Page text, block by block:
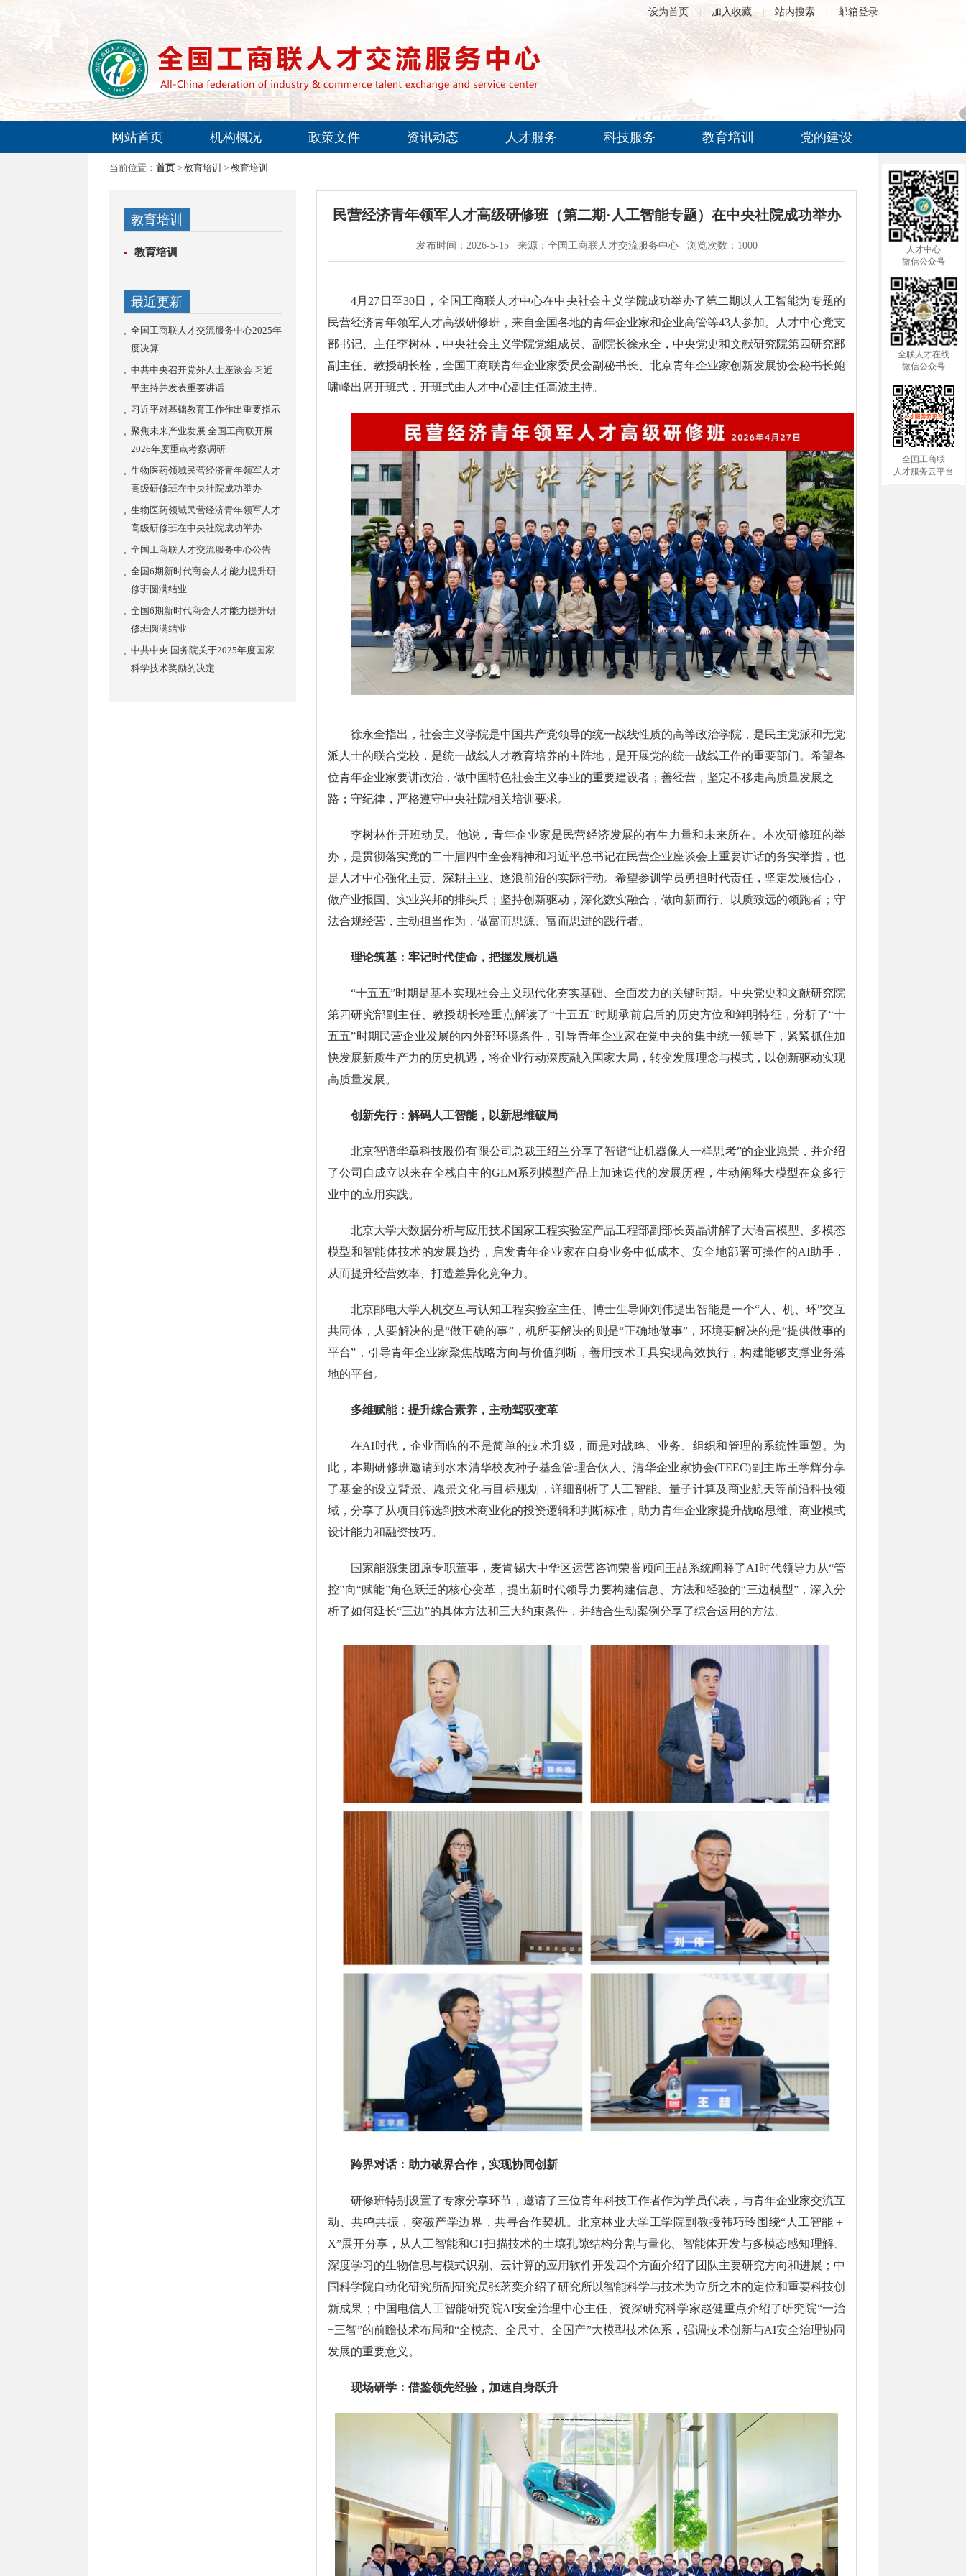
设为首页 加入收藏 | 站内搜索 邮箱登录
网站首页 机构概况 政策文件 资讯动态 人才服务 科技服务 教育培训 党的建设
专家委员会
当前位置： 首页 > 教育培训 > 教育培训
教育培训
教育培训
最近更新
全国工商联人才交流服务中心2025年
度决算
中共中央召开党外人士座谈会 习近
平主持并发表重要讲话
习近平对基础教育工作作出重要指示
聚焦未来产业发展 全国工商联开展
2026年度重点考察调研
生物医药领域民营经济青年领军人才
高级研修班在中央社院成功举办
生物医药领域民营经济青年领军人才
高级研修班在中央社院成功举办
全国工商联人才交流服务中心公告
全国6期新时代商会人才能力提升研
修班圆满结业
全国6期新时代商会人才能力提升研
修班圆满结业
中共中央 国务院关于2025年度国家
科学技术奖励的决定
民营经济青年领军人才高级研修班（第二期·人工智能专题）在中央社院成功举办
发布时间：2026-5-15 来源：全国工商联人才交流服务中心 浏览次数：1000
4月27日至30日，全国工商联人才中心在中央社会主义学院成功举办了第二期以人工智能为专题的
民营经济青年领军人才高级研修班，来自全国各地的青年企业家和企业高管等43人参加。人才中心党支
部书记、主任李树林，中央社会主义学院党组成员、副院长徐永全，中央党史和文献研究院第四研究部
副主任、教授胡长栓，全国工商联青年企业家委员会副秘书长、北京青年企业家创新发展协会秘书长鲍
啸峰出席开班式，开班式由人才中心副主任高波主持。
徐永全指出，社会主义学院是中国共产党领导的统一战线性质的高等政治学院，是民主党派和无党
派人士的联合党校，是统一战线人才教育培养的主阵地，是开展党的统一战线工作的重要部门。希望各
位青年企业家要讲政治，做中国特色社会主义事业的重要建设者；善经营，坚定不移走高质量发展之
路；守纪律，严格遵守中央社院相关培训要求。
李树林作开班动员。他说，青年企业家是民营经济发展的有生力量和未来所在。本次研修班的举
办，是贯彻落实党的二十届四中全会精神和习近平总书记在民营企业座谈会上重要讲话的务实举措，也
是人才中心强化主责、深耕主业、逐浪前沿的实际行动。希望参训学员勇担时代责任，坚定发展信心，
做产业报国、实业兴邦的排头兵；坚持创新驱动，深化数实融合，做向新而行、以质致远的领跑者；守
法合规经营，主动担当作为，做富而思源、富而思进的践行者。
理论筑基：牢记时代使命，把握发展机遇
“十五五”时期是基本实现社会主义现代化夯实基础、全面发力的关键时期。中央党史和文献研究院
第四研究部副主任、教授胡长栓重点解读了“十五五”时期承前启后的历史方位和鲜明特征，分析了“十
五五”时期民营企业发展的内外部环境条件，引导青年企业家在党中央的集中统一领导下，紧紧抓住加
快发展新质生产力的历史机遇，将企业行动深度融入国家大局，转变发展理念与模式，以创新驱动实现
高质量发展。
创新先行：解码人工智能，以新思维破局
北京智谱华章科技股份有限公司总裁王绍兰分享了智谱“让机器像人一样思考”的企业愿景，并介绍
了公司自成立以来在全栈自主的GLM系列模型产品上加速迭代的发展历程，生动阐释大模型在众多行
业中的应用实践。
北京大学大数据分析与应用技术国家工程实验室产品工程部副部长黄晶讲解了大语言模型、多模态
模型和智能体技术的发展趋势，启发青年企业家在自身业务中低成本、安全地部署可操作的AI助手，
从而提升经营效率、打造差异化竞争力。
北京邮电大学人机交互与认知工程实验室主任、博士生导师刘伟提出智能是一个“人、机、环”交互
共同体，人要解决的是“做正确的事”，机所要解决的则是“正确地做事”，环境要解决的是“提供做事的
平台”，引导青年企业家聚焦战略方向与价值判断，善用技术工具实现高效执行，构建能够支撑业务落
地的平台。
多维赋能：提升综合素养，主动驾驭变革
在AI时代，企业面临的不是简单的技术升级，而是对战略、业务、组织和管理的系统性重塑。为
此，本期研修班邀请到水木清华校友种子基金管理合伙人、清华企业家协会(TEEC)副主席王学辉分享
了基金的设立背景、愿景文化与目标规划，详细剖析了人工智能、量子计算及商业航天等前沿科技领
域，分享了从项目筛选到技术商业化的投资逻辑和判断标准，助力青年企业家提升战略思维、商业模式
设计能力和融资技巧。
国家能源集团原专职董事，麦肯锡大中华区运营咨询荣誉顾问王喆系统阐释了AI时代领导力从“管
控”向“赋能”角色跃迁的核心变革，提出新时代领导力要构建信息、方法和经验的“三边模型”，深入分
析了如何延长“三边”的具体方法和三大约束条件，并结合生动案例分享了综合运用的方法。
跨界对话：助力破界合作，实现协同创新
研修班特别设置了专家分享环节，邀请了三位青年科技工作者作为学员代表，与青年企业家交流互
动、共鸣共振，突破产学边界，共寻合作契机。北京林业大学工学院副教授韩巧玲围绕“人工智能＋
X”展开分享，从人工智能和CT扫描技术的土壤孔隙结构分割与量化、智能体开发与多模态感知理解、
深度学习的生物信息与模式识别、云计算的应用软件开发四个方面介绍了团队主要研究方向和进展；中
国科学院自动化研究所副研究员张茗奕介绍了研究所以智能科学与技术为立所之本的定位和重要科技创
新成果；中国电信人工智能研究院AI安全治理中心主任、资深研究科学家赵健重点介绍了研究院“一治
+三智”的前瞻技术布局和“全模态、全尺寸、全国产”大模型技术体系，强调技术创新与AI安全治理协同
发展的重要意义。
现场研学：借鉴领先经验，加速自身跃升
人才中心
微信公众号
全联人才在线
微信公众号
全国工商联
人才服务云平台